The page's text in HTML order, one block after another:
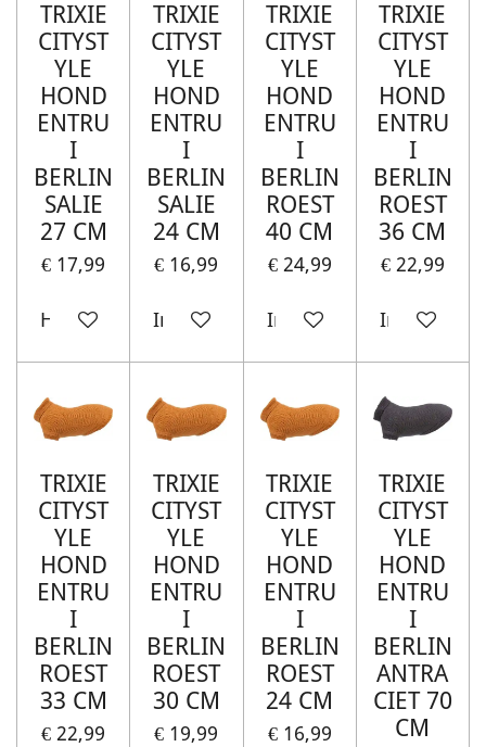
TRIXIE
CITYST
YLE
HOND
ENTRU
I
BERLIN
SALIE
27 CM
€ 17,99
Houd mij op de hoogte
TRIXIE
CITYST
YLE
HOND
ENTRU
I
BERLIN
SALIE
24 CM
€ 16,99
In winkelwagen
TRIXIE
CITYST
YLE
HOND
ENTRU
I
BERLIN
ROEST
40 CM
€ 24,99
In winkelwagen
TRIXIE
CITYST
YLE
HOND
ENTRU
I
BERLIN
ROEST
36 CM
€ 22,99
In
TRIXIE
CITYST
YLE
HOND
ENTRU
I
BERLIN
ROEST
33 CM
€ 22,99
TRIXIE
CITYST
YLE
HOND
ENTRU
I
BERLIN
ROEST
30 CM
€ 19,99
TRIXIE
CITYST
YLE
HOND
ENTRU
I
BERLIN
ROEST
24 CM
€ 16,99
TRIXIE
CITYST
YLE
HOND
ENTRU
I
BERLIN
ANTRA
CIET 70
CM